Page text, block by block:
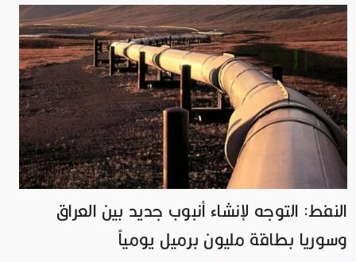
النفط: التوجه لإنشاء أنبوب جديد بين العراق
وسوريا بطاقة مليون برميل يومياً